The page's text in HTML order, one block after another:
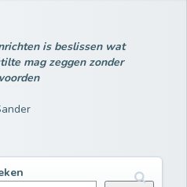
is beslissen wat
mag zeggen zonder